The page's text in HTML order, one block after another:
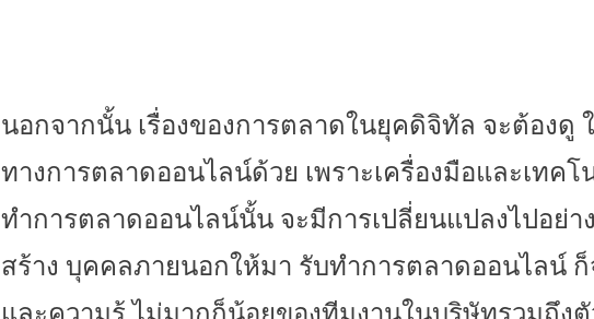
นอกจากนั้น เรื่องของการตลาดในยุคดิจิทัล จะต้องดู
ทางการตลาดออนไลน์ด้วย เพราะเครื่องมือและเทคโ
ทำการตลาดออนไลน์นั้น จะมีการเปลี่ยนแปลงไปอย่า
สร้าง บุคคลภายนอกให้มา รับทําการตลาดออนไลน์